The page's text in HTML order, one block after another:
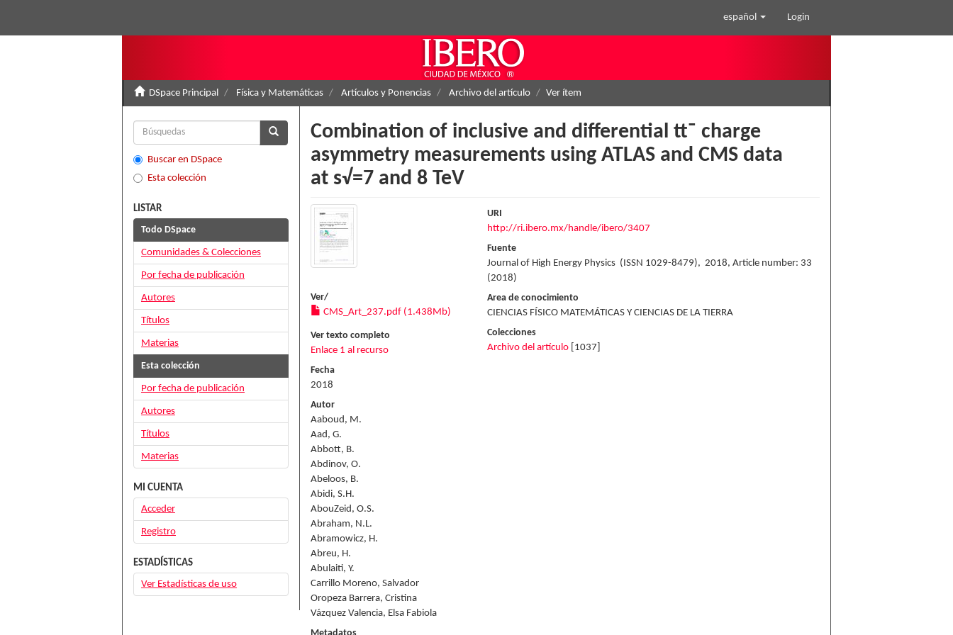
español Login
DSpace Principal Física y Matemáticas Artículos y Ponencias Archivo del artículo Ver ítem
Combination of inclusive and differential tt¯ charge
asymmetry measurements using ATLAS and CMS data
at s√=7 and 8 TeV
Ver/
CMS_Art_237.pdf (1.438Mb)
Ver texto completo
Enlace 1 al recurso
Fecha
2018
Autor
Aaboud, M.
Aad, G.
Abbott, B.
Abdinov, O.
Abeloos, B.
Abidi, S.H.
AbouZeid, O.S.
Abraham, N.L.
Abramowicz, H.
Abreu, H.
Abulaiti, Y.
Carrillo Moreno, Salvador
Oropeza Barrera, Cristina
Vázquez Valencia, Elsa Fabiola
URI
http://ri.ibero.mx/handle/ibero/3407
Fuente
Journal of High Energy Physics (ISSN 1029-8479), 2018, Article number: 33
(2018)
Area de conocimiento
CIENCIAS FÍSICO MATEMÁTICAS Y CIENCIAS DE LA TIERRA
Colecciones
Archivo del artículo [1037]
Buscar en DSpace
Esta colección
LISTAR
Todo DSpace
Comunidades & Colecciones
Por fecha de publicación
Autores
Títulos
Materias
Esta colección
Por fecha de publicación
Autores
Títulos
Materias
MI CUENTA
Acceder
Registro
ESTADÍSTICAS
Ver Estadísticas de uso